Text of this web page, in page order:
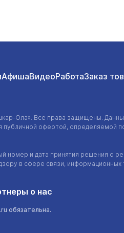
АфишаВидеоРаботаЗаказ
Ола». Все права защищены.
публичной офертой, определяемой
номер и дата принятия решения о
в сфере связи, информационных
о нас
обязательна.